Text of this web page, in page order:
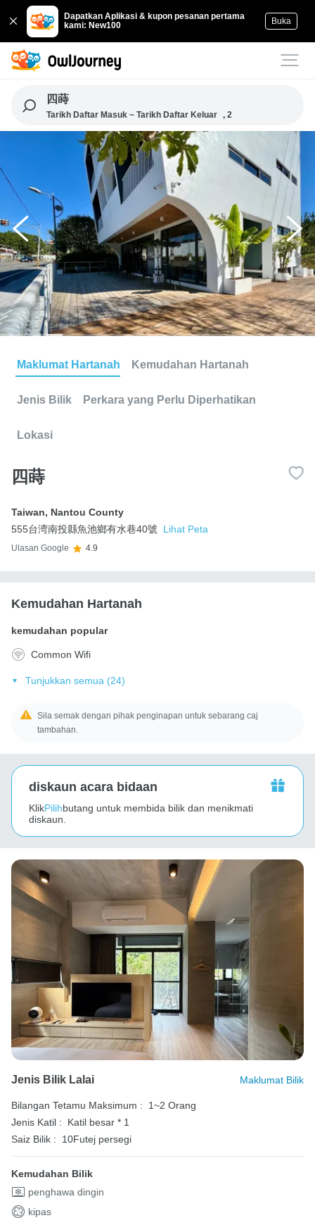
Dapatkan Aplikasi & kupon pesanan pertama
kami: New100
Buka
四蒔
Tarikh Daftar Masuk ~ Tarikh Daftar Keluar , 2
Maklumat Hartanah Kemudahan Hartanah
Jenis Bilik Perkara yang Perlu Diperhatikan
Lokasi
四蒔
Taiwan, Nantou County
555台湾南投縣魚池鄉有水巷40號
Lihat Peta
Ulasan Google 4.9
Kemudahan Hartanah
kemudahan popular
Common Wifi
Tunjukkan semua (24)
Sila semak dengan pihak penginapan untuk sebarang caj
tambahan.
diskaun acara bidaan
KlikPilihbutang untuk membida bilik dan menikmati
diskaun.
Jenis Bilik Lalai Maklumat Bilik
Bilangan Tetamu Maksimum :
1~2 Orang
Jenis Katil :
Katil besar * 1
Saiz Bilik :
10Futej persegi
Kemudahan Bilik
penghawa dingin
kipas